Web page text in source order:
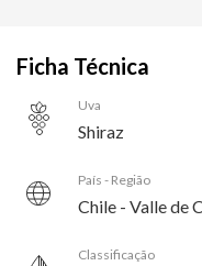
Ficha Técnica
Uva
Shiraz
País - Região
Chile - Valle de
Classificação